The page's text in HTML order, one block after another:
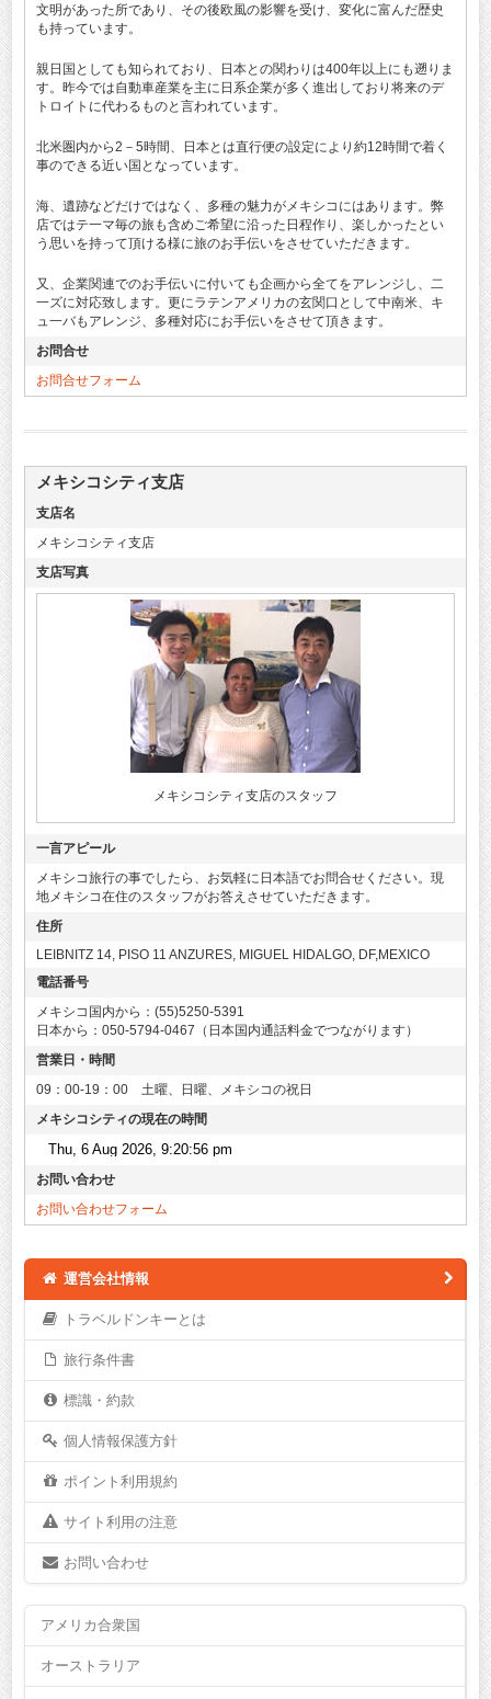
文明があった所であり、その後欧風の影響を受け、変化に富んだ歴史
も持っています。
親日国としても知られており、日本との関わりは400年以上にも遡りま
す。昨今では自動車産業を主に日系企業が多く進出しており将来のデ
トロイトに代わるものと言われています。
北米圏内から2－5時間、日本とは直行便の設定により約12時間で着く
事のできる近い国となっています。
海、遺跡などだけではなく、多種の魅力がメキシコにはあります。弊
店ではテ一マ毎の旅も含めご希望に沿った日程作り、楽しかったとい
う思いを持って頂ける様に旅のお手伝いをさせていただきます。
又、企業関連でのお手伝いに付いても企画から全てをアレンジし、二
一ズに対応致します。更にラテンアメリカの玄関口として中南米、キ
ュ一バもアレンジ、多種対応にお手伝いをさせて頂きます。
お問合せ
お問合せフォーム
メキシコシティ支店
支店名
メキシコシティ支店
支店写真
メキシコシティ支店のスタッフ
一言アピール
メキシコ旅行の事でしたら、お気軽に日本語でお問合せください。現
地メキシコ在住のスタッフがお答えさせていただきます。
住所
LEIBNITZ 14, PISO 11 ANZURES, MIGUEL HIDALGO, DF,MEXICO
電話番号
メキシコ国内から：(55)5250-5391
日本から：050-5794-0467（日本国内通話料金でつながります）
営業日・時間
09：00-19：00 土曜、日曜、メキシコの祝日
メキシコシティの現在の時間
お問い合わせ
お問い合わせフォーム
運営会社情報
トラベルドンキーとは
旅行条件書
標識・約款
個人情報保護方針
ポイント利用規約
サイト利用の注意
お問い合わせ
アメリカ合衆国
オーストラリア